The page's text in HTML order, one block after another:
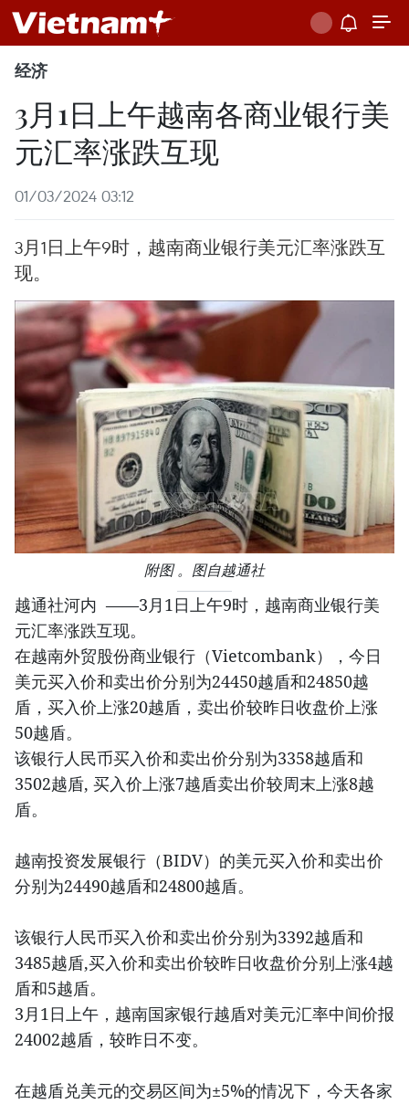
经济
3月1日上午越南各商业银行美
元汇率涨跌互现
01/03/2024 03:12
3月1日上午9时，越南商业银行美元汇率涨跌互
现。
附图 。图自越通社
越通社河内 ——3月1日上午9时，越南商业银行美
元汇率涨跌互现。
在越南外贸股份商业银行（Vietcombank），今日
美元买入价和卖出价分别为24450越盾和24850越
盾，买入价上涨20越盾，卖出价较昨日收盘价上涨
50越盾。
该银行人民币买入价和卖出价分别为3358越盾和
3502越盾, 买入价上涨7越盾卖出价较周末上涨8越
盾。
越南投资发展银行（BIDV）的美元买入价和卖出价
分别为24490越盾和24800越盾。
该银行人民币买入价和卖出价分别为3392越盾和
3485越盾,买入价和卖出价较昨日收盘价分别上涨4越
盾和5越盾。
3月1日上午，越南国家银行越盾对美元汇率中间价报
24002越盾，较昨日不变。
在越盾兑美元的交易区间为±5%的情况下，今天各家